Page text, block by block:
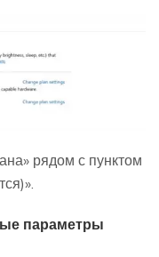
рядом с пунктом
параметры